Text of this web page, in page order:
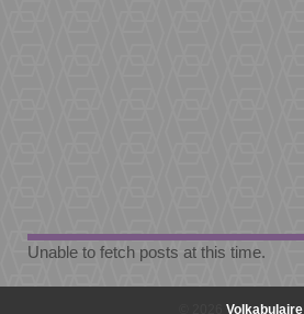
Unable to fetch posts at this time.
Volkabulaire